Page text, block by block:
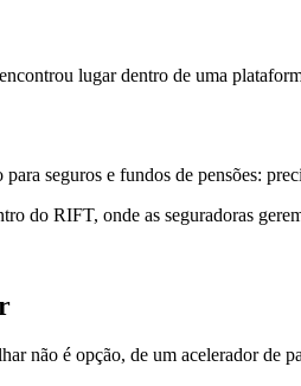
lugar dentro de uma
seguros e fundos de pensões:
do RIFT, onde as seguradoras
não é opção, de um acelerador de